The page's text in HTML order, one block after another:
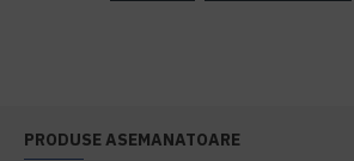
PRODUSE ASEMANATOARE